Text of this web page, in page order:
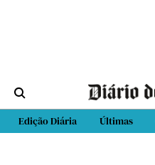
Edição Diária Últimas